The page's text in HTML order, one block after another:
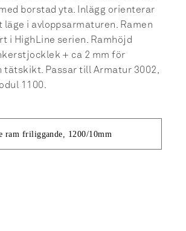
borstad yta. Inlägg orienterar
läge i avloppsarmaturen. Ramen
i HighLine serien. Ramhöjd
+ ca 2 mm för
tätskikt. Passar till Armatur 3002,
1100.